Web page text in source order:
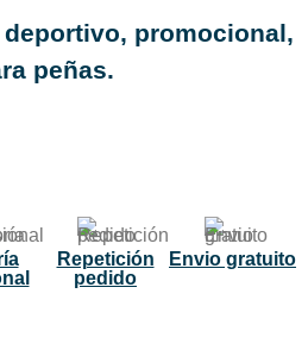
promocional,
peñas.
Envio gratuito
Repetición
pedido